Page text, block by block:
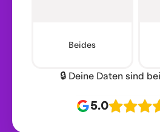
Beides
🔒 Deine Daten sind
5.0